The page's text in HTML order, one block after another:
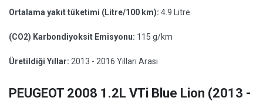
Ortalama yakıt tüketimi (Litre/100 km): 4.9 Litre
(CO2) Karbondiyoksit Emisyonu: 115 g/km
Üretildiği Yıllar: 2013 - 2016 Yılları Arası
PEUGEOT 2008 1.2L VTi Blue Lion (2013 -